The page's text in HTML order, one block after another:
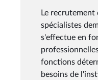
Le recrutement
spécialistes
s'effectue en
fonctions
besoins de